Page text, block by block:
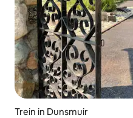
Trein in Dunsmuir